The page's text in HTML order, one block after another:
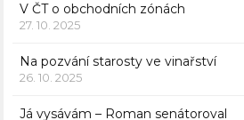
V ČT o obchodních zónách
27. 10. 2025
Na pozvání starosty ve vinařství
26. 10. 2025
Já vysávám – Roman senátoroval